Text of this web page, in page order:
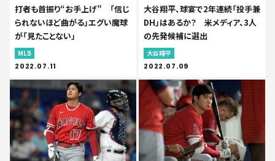
打者も首振り“お手上げ” 「信じ
られないほど曲がる」エグい魔球
が「見たことない」
MLB
2022.07.11
大谷翔平、球宴で2年連続「投手兼
DH」はあるか？ 米メディア、3人
の先発候補に選出
大谷翔平
2022.07.09